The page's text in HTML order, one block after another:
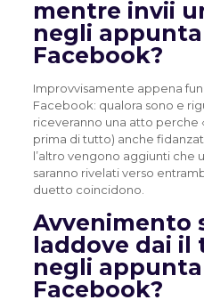
mentre invii
negli
Facebook?
Improvvisamente appena
Facebook: qualora sono e
riceveranno una atto perche
prima di tutto) anche
l’altro vengono aggiunti che
saranno rivelati verso
duetto coincidono.
Avvenimento
laddove dai il
negli
Facebook?